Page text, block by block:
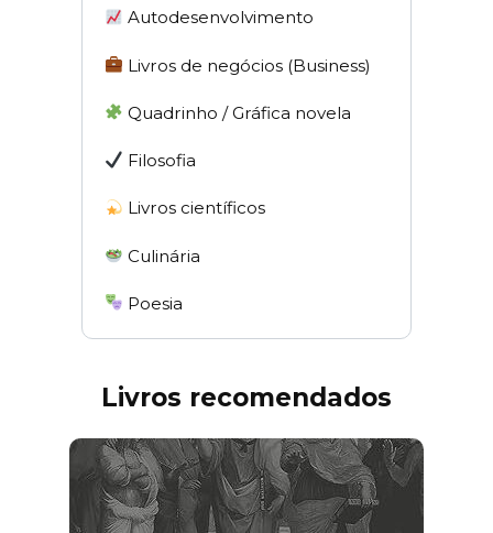
Autodesenvolvimento
Livros de negócios (Business)
Quadrinho / Gráfica novela
Filosofia
Livros científicos
Culinária
Poesia
Livros recomendados